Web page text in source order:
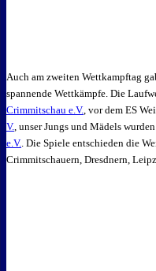
Auch am zweiten Wettkampftag
spannende Wettkämpfe. Die
Crimmitschau e.V., vor dem ES
V., unser Jungs und Mädels
e.V.. Die Spiele entschieden die
Crimmitschauern, Dresdnern,